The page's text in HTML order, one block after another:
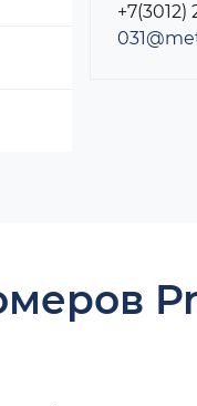
+7(3012)